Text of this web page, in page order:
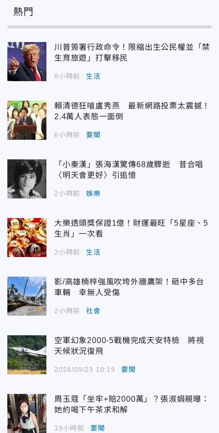
熱門
川普簽署行政命令！限縮出生公民權並「禁
生育旅遊」打擊移民
8小時前 生活
賴清德狂嗆盧秀燕 最新網路投票太震撼！
2.4萬人表態一面倒
6小時前 要聞
「小秦漢」張海漢驚傳68歲驟逝 昔合唱
〈明天會更好〉引追憶
2小時前 娛樂
大樂透頭獎保證1億！財運最旺「5星座、5
生肖」一次看
2小時前 生活
影/高雄楠梓強風吹垮外牆鷹架！砸中多台
車輛 幸無人受傷
2小時前 社會
空軍幻象2000-5戰機完成天安特檢 將視
天候狀況復飛
2024/09/23 10:19 要聞
周玉蔻「坐牢+賠2000萬」？張淑娟親曝：
她約喝下午茶求和解
19小時前 要聞